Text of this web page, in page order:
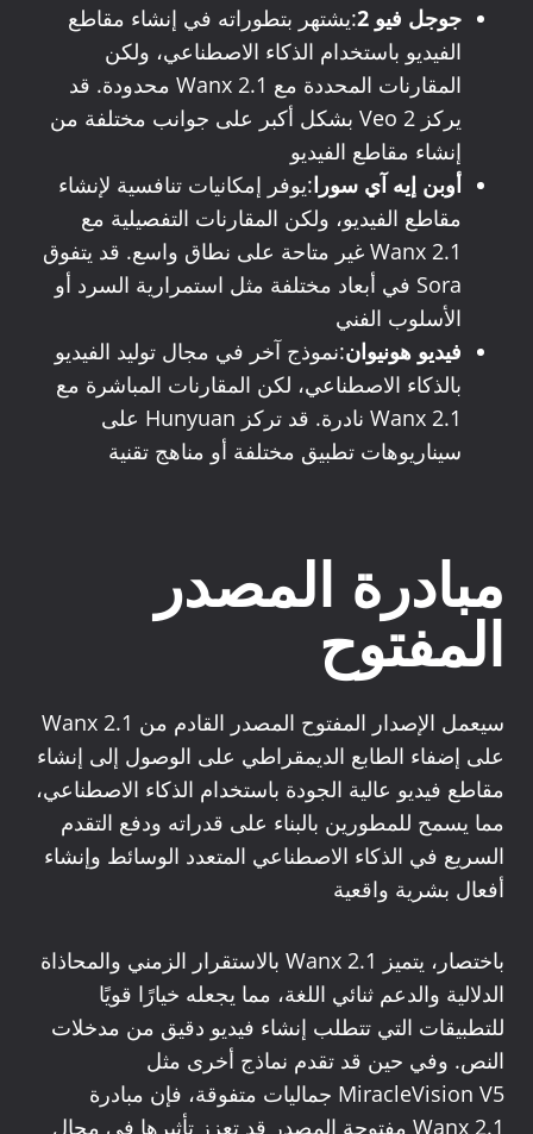
جوجل فيو 2
:يشتهر بتطوراته في إنشاء مقاطع
الفيديو باستخدام الذكاء الاصطناعي، ولكن
المقارنات المحددة مع Wanx 2.1 محدودة. قد
يركز Veo 2 بشكل أكبر على جوانب مختلفة من
إنشاء مقاطع الفيديو
أوبن إيه آي سورا:يوفر إمكانيات تنافسية لإنشاء
مقاطع الفيديو، ولكن المقارنات التفصيلية مع
Wanx 2.1 غير متاحة على نطاق واسع. قد يتفوق
Sora في أبعاد مختلفة مثل استمرارية السرد أو
الأسلوب الفني
فيديو هونيوان:نموذج آخر في مجال توليد الفيديو
بالذكاء الاصطناعي، لكن المقارنات المباشرة مع
Wanx 2.1 نادرة. قد تركز Hunyuan على
سيناريوهات تطبيق مختلفة أو مناهج تقنية
مبادرة المصدر
المفتوح
سيعمل الإصدار المفتوح المصدر القادم من Wanx 2.1
على إضفاء الطابع الديمقراطي على الوصول إلى إنشاء
مقاطع فيديو عالية الجودة باستخدام الذكاء الاصطناعي،
مما يسمح للمطورين بالبناء على قدراته ودفع التقدم
السريع في الذكاء الاصطناعي المتعدد الوسائط وإنشاء
أفعال بشرية واقعية
باختصار، يتميز Wanx 2.1 بالاستقرار الزمني والمحاذاة
الدلالية والدعم ثنائي اللغة، مما يجعله خيارًا قويًا
للتطبيقات التي تتطلب إنشاء فيديو دقيق من مدخلات
النص. وفي حين قد تقدم نماذج أخرى مثل
MiracleVision V5 جماليات متفوقة، فإن مبادرة
Wanx 2.1 مفتوحة المصدر قد تعزز تأثيرها في مجال